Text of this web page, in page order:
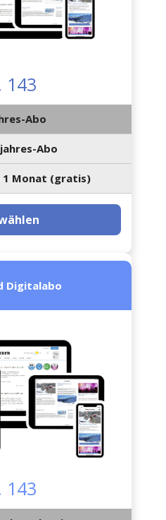
143
Abo
Abo
1 Monat (gratis)
Digitalabo
143